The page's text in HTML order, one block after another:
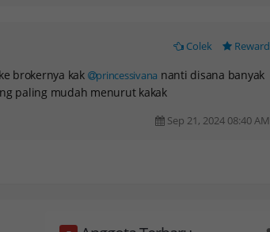
Colek Reward
brokernya kak princessivana nanti disana banyak
paling mudah menurut kakak
Sep 21, 2024 08:40 AM